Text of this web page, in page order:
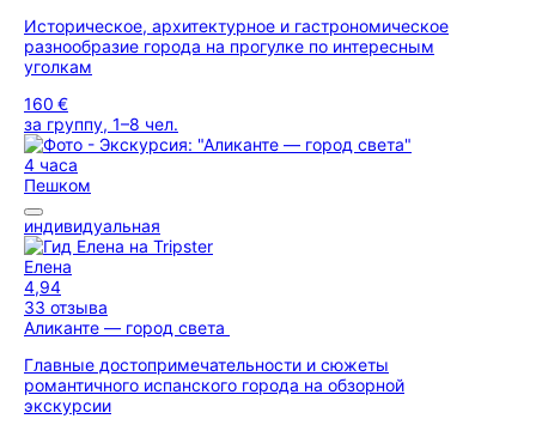
Историческое, архитектурное и гастрономическое
разнообразие города на прогулке по интересным
уголкам
160 €
за группу, 1–8 чел.
4 часа
Пешком
индивидуальная
Елена
4,94
33 отзыва
Аликанте — город света
Главные достопримечательности и сюжеты
романтичного испанского города на обзорной
экскурсии